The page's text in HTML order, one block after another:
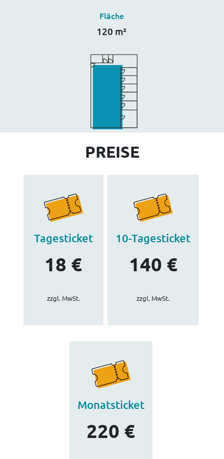
Fläche
120 m²
PREISE
Tagesticket
18 €
zzgl. MwSt.
10-Tagesticket
140 €
zzgl. MwSt.
Monatsticket
220 €